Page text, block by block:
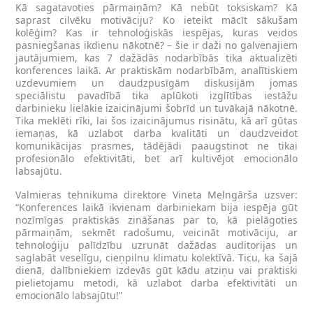
Kā sagatavoties pārmaiņām? Kā nebūt toksiskam? Kā
saprast cilvēku motivāciju? Ko ieteikt mācīt sākušam
kolēģim? Kas ir tehnoloģiskās iespējas, kuras veidos
pasniegšanas ikdienu nākotnē? – šie ir daži no galvenajiem
jautājumiem, kas 7 dažādās nodarbībās tika aktualizēti
konferences laikā. Ar praktiskām nodarbībām, analītiskiem
uzdevumiem un daudzpusīgām diskusijām jomas
speciālistu pavadībā tika aplūkoti izglītības iestāžu
darbinieku lielākie izaicinājumi šobrīd un tuvākajā nākotnē.
Tika meklēti rīki, lai šos izaicinājumus risinātu, kā arī gūtas
iemaņas, kā uzlabot darba kvalitāti un daudzveidot
komunikācijas prasmes, tādējādi paaugstinot ne tikai
profesionālo efektivitāti, bet arī kultivējot emocionālo
labsajūtu.
Valmieras tehnikuma direktore Vineta Melngārša uzsver:
“Konferences laikā ikvienam darbiniekam bija iespēja gūt
nozīmīgas praktiskās zināšanas par to, kā pielāgoties
pārmaiņām, sekmēt radošumu, veicināt motivāciju, ar
tehnoloģiju palīdzību uzrunāt dažādas auditorijas un
saglabāt veselīgu, cieņpilnu klimatu kolektīvā. Ticu, ka šajā
dienā, dalībniekiem izdevās gūt kādu atziņu vai praktiski
pielietojamu metodi, kā uzlabot darba efektivitāti un
emocionālo labsajūtu!”